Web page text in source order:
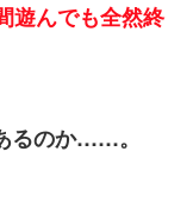
遊んでも全然終
るのか……。